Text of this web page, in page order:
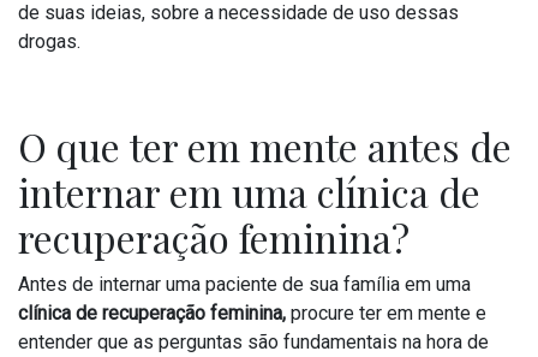
de suas ideias, sobre a necessidade de uso dessas
drogas.
O que ter em mente antes de
internar em uma clínica de
recuperação feminina?
Antes de internar uma paciente de sua família em uma
clínica de recuperação feminina, procure ter em mente e
entender que as perguntas são fundamentais na hora de